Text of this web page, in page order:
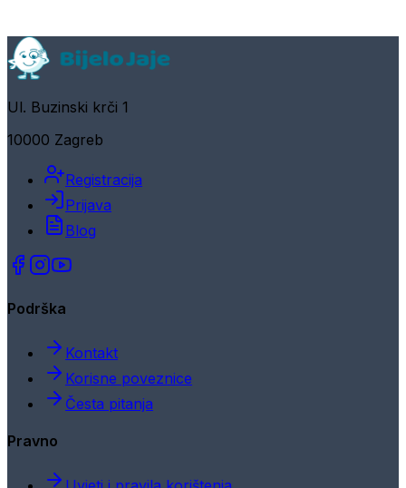
Ul. Buzinski krči 1
10000 Zagreb
Registracija
Prijava
Blog
Podrška
Kontakt
Korisne poveznice
Česta pitanja
Pravno